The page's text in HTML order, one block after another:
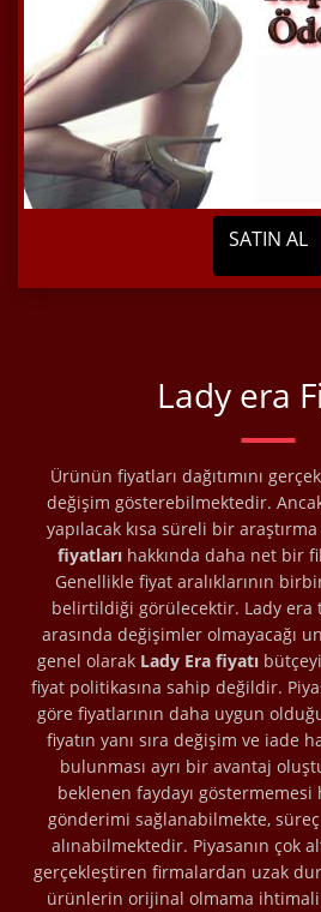
SATIN AL
Lady era
Ürünün fiyatları dağıtımını
değişim gösterebilmektedir.
yapılacak kısa süreli bir
fiyatlarıhakkında daha net bir
Genellikle fiyat aralıklarının
belirtildiği görülecektir. Lady era
arasında değişimler olmayacağı
genel olarak Lady Era fiyatı
fiyat politikasına sahip değildir.
göre fiyatlarının daha uygun
fiyatın yanı sıra değişim ve iade
bulunması ayrı bir avantaj
beklenen faydayı
gönderimi sağlanabilmekte,
alınabilmektedir. Piyasanın çok
gerçekleştiren firmalardan uzak
ürünlerin orijinal olmama ihtimali